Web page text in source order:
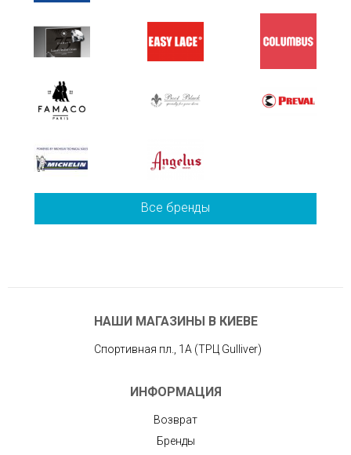
Все бренды
НАШИ МАГАЗИНЫ В КИЕВЕ
Спортивная пл., 1А (ТРЦ Gulliver)
ИНФОРМАЦИЯ
Возврат
Бренды